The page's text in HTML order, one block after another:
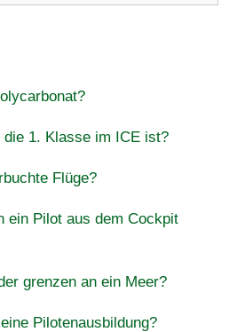
1. Klasse im ICE ist?
Flüge?
ein Pilot aus dem Cockpit
grenzen an ein Meer?
Pilotenausbildung?